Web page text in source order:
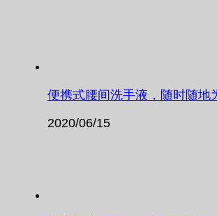
便携式腰间洗手液，随时随地
2020/06/15